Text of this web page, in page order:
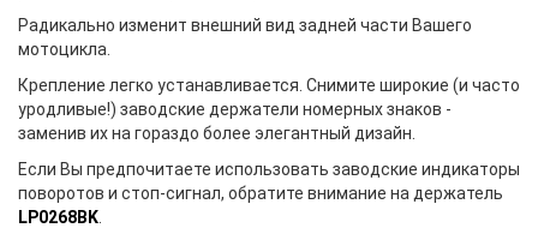
Радикально изменит внешний вид задней части Вашего
мотоцикла.
Крепление легко устанавливается. Снимите широкие (и часто
уродливые!) заводские держатели номерных знаков -
заменив их на гораздо более элегантный дизайн.
Если Вы предпочитаете использовать заводские индикаторы
поворотов и стоп-сигнал, обратите внимание на держатель
LP0268BK